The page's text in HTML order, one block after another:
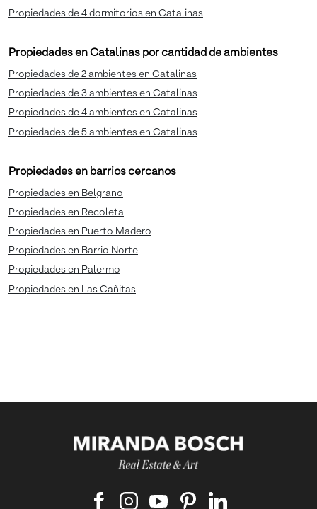
Propiedades de 4 dormitorios en Catalinas
Propiedades en Catalinas por cantidad de ambientes
Propiedades de 2 ambientes en Catalinas
Propiedades de 3 ambientes en Catalinas
Propiedades de 4 ambientes en Catalinas
Propiedades de 5 ambientes en Catalinas
Propiedades en barrios cercanos
Propiedades en Belgrano
Propiedades en Recoleta
Propiedades en Puerto Madero
Propiedades en Barrio Norte
Propiedades en Palermo
Propiedades en Las Cañitas